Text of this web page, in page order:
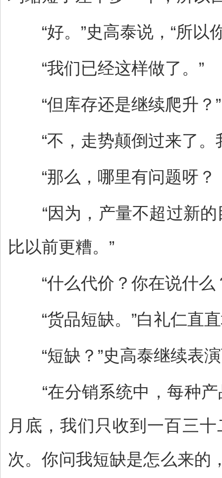
“好。”史高泰说，“所以
“我们已经这样做了。”
“但库存还是继续爬升？”
“不，走势颠倒过来了。
“那么，哪里有问题呀？
“因为，产量不超过新的
比以前更糟。”
“什么代价？你在说什么
“货品短缺。”白礼仁直
“短缺？”史高泰继续表演
“在分销系统中，每种产
月底，我们只收到一百三
次。你问我短缺是怎么来的